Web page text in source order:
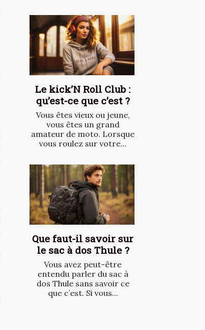
Le kick’N Roll Club :
qu’est-ce que c’est ?
Vous êtes vieux ou jeune,
vous êtes un grand
amateur de moto. Lorsque
vous roulez sur votre...
Que faut-il savoir sur
le sac à dos Thule ?
Vous avez peut-être
entendu parler du sac à
dos Thule sans savoir ce
que c’est. Si vous...